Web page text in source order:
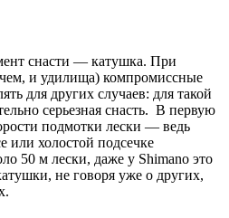
снасти — катушка. При
и удилища) компромиссные
для других случаев: для такой
серьезная снасть. В первую
подмотки лески — ведь
или холостой подсечке
50 м лески, даже у Shimano это
не говоря уже о других,